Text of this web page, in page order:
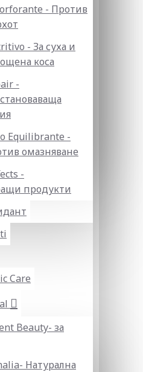
- Против
- За суха и
коса
-
Equilibrante -
омазняване
-
продукти
Care
Beauty- за
Натурална